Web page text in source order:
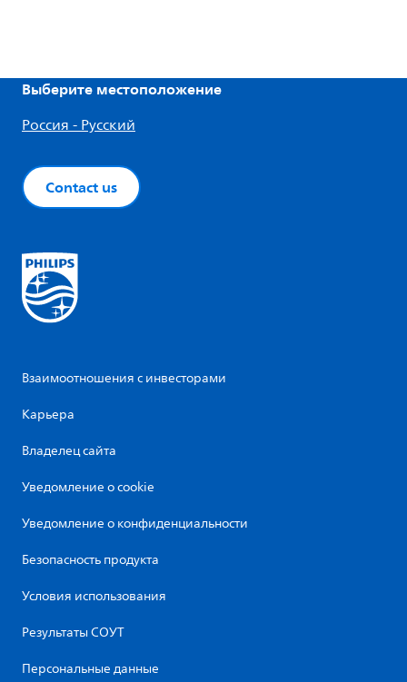
Выберите местоположение
Россия - Русский
Contact us
Взаимоотношения с инвесторами
Карьера
Владелец сайта
Уведомление о cookie
Уведомление о конфиденциальности
Безопасность продукта
Условия использования
Результаты СОУТ
Персональные данные